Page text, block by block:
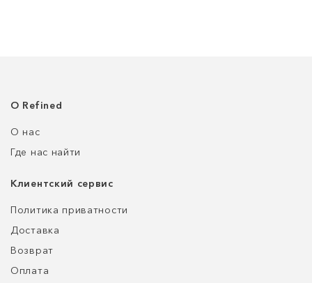
О Refined
О нас
Где нас найти
Клиентский сервис
Политика приватности
Доставка
Возврат
Оплата